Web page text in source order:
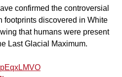
confirmed the controversial
footprints discovered in White
that humans were present
Last Glacial Maximum.